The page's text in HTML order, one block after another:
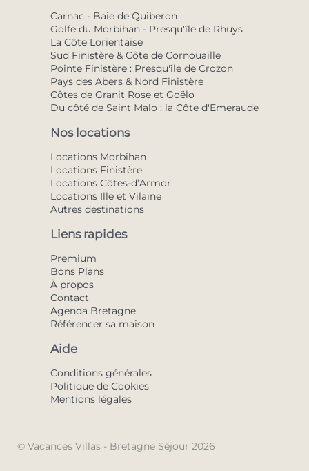
Carnac - Baie de Quiberon
Golfe du Morbihan - Presqu'île de Rhuys
La Côte Lorientaise
Sud Finistère & Côte de Cornouaille
Pointe Finistère : Presqu'île de Crozon
Pays des Abers & Nord Finistère
Côtes de Granit Rose et Goëlo
Du côté de Saint Malo : la Côte d'Emeraude
Nos locations
Locations Morbihan
Locations Finistère
Locations Côtes-d’Armor
Locations Ille et Vilaine
Autres destinations
Liens rapides
Premium
Bons Plans
À propos
Contact
Agenda Bretagne
Référencer sa maison
Aide
Conditions générales
Politique de Cookies
Mentions légales
© Vacances Villas - Bretagne Séjour 2026